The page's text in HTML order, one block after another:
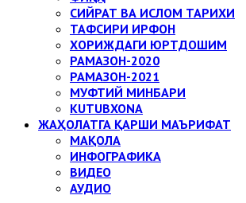
СИЙРАТ ВА ИСЛОМ ТАРИХИ
ТАФСИРИ ИРФОН
ХОРИЖДАГИ ЮРТДОШИМ
РАМАЗОН-2020
РАМАЗОН-2021
МУФТИЙ МИНБАРИ
KUTUBXONA
ЖАҲОЛАТГА ҚАРШИ МАЪРИФАТ
МАҚОЛА
ИНФОГРАФИКА
ВИДЕО
АУДИО